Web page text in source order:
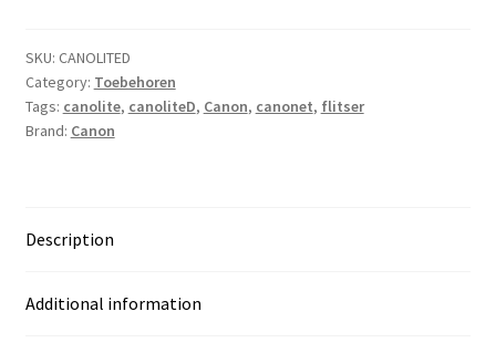
Canonet)
quantity
SKU: CANOLITED
Category: Toebehoren
Tags: canolite, canoliteD, Canon, canonet, flitser
Brand: Canon
Description
Additional information